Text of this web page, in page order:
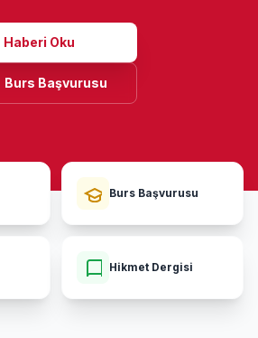
Haberi Oku
Burs Başvurusu
Burs Başvurusu
Hikmet Dergisi